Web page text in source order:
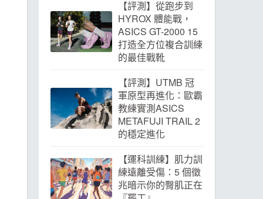
【評測】從跑步到
HYROX 體能戰，
ASICS GT-2000 15
打造全方位複合訓練
的最佳戰靴
【評測】UTMB 冠
軍原型再進化：歐霸
教練實測ASICS
METAFUJI TRAIL 2
的穩定進化
【運科訓練】肌力訓
練遠離受傷：5 個徵
兆暗示你的臀肌正在